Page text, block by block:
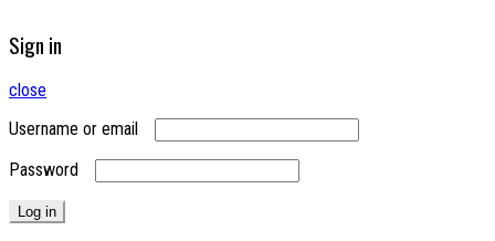
Sign in
close
Username or email
Password
Log in